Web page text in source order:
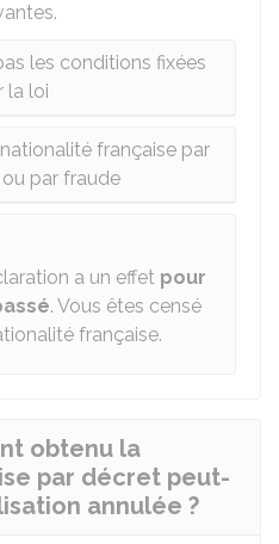
les conditions fixées
la loi
française par
par fraude
a un effet pour
. Vous êtes censé
française.
obtenu la
par décret peut-
annulée ?